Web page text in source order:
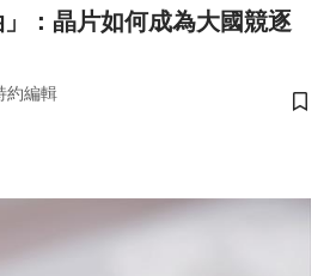
：晶片如何成為大國競逐
約編輯
儲